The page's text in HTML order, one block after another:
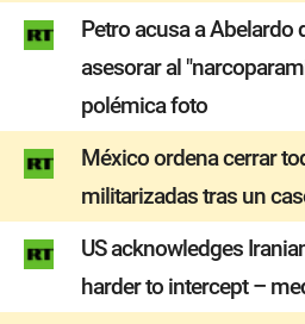
Petro acusa a Abelardo
asesorar al
polémica foto
México ordena cerrar
militarizadas tras un
US acknowledges
harder to intercept –